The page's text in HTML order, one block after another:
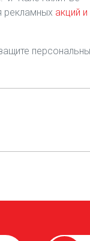
рекламных акций и